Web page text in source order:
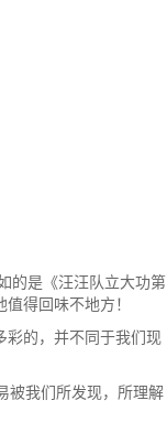
的是《汪汪队立大功第
得回味不地方！
彩的，并不同于我们现
被我们所发现，所理解